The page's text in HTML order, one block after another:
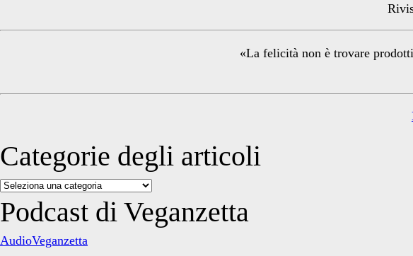
Sidebar
«La felicità non è trovare
Categorie degli articoli
Categorie
degli
articoli
Podcast di Veganzetta
AudioVeganzetta